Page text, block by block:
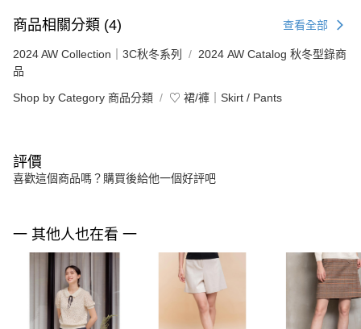
商品相關分類 (4) 查看全部
2024 AW Collection｜3C秋冬系列
2024 AW Catalog 秋冬型錄商
品
Shop by Category 商品分類 ♡ 裙/褲｜Skirt / Pants
評價
喜歡這個商品嗎？購買後給他一個好評吧
一 其他人也在看 一